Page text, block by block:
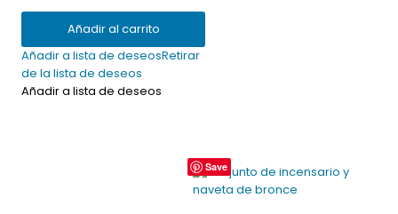
era:
39,00€.
es:
17,00€.
Añadir al carrito
Añadir a lista de deseosRetirar
de la lista de deseos
Añadir a lista de deseos
Save
Este
producto